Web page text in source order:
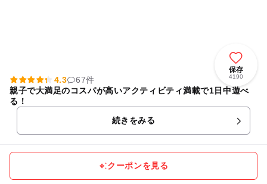
保存
4190
4.3
67件
親子で大満足のコスパが高いアクティビティ満載で1日中遊べ
る！
続きをみる
クーポンを見る